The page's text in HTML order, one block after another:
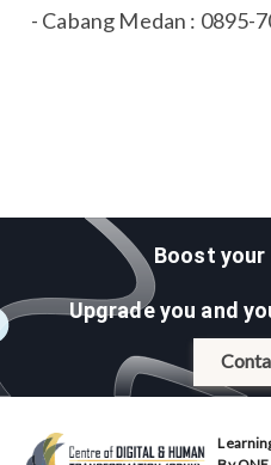
- Cabang Medan : 0895-
Boost
Upgrade you and